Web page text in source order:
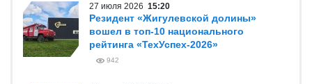
27 июля 2026 15:20
Резидент «Жигулевской долины»
вошел в топ-10 национального
рейтинга «ТехУспех-2026»
942